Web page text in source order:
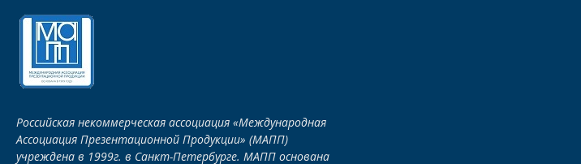
Российская некоммерческая ассоциация «Международная
Ассоциация Презентационной Продукции» (МАПП)
учреждена в 1999г. в Санкт-Петербурге. МАПП основана